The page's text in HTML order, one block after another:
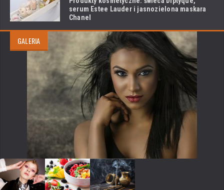
serum Estee Lauder i jasnozielona maskara
Chanel
GALERIA